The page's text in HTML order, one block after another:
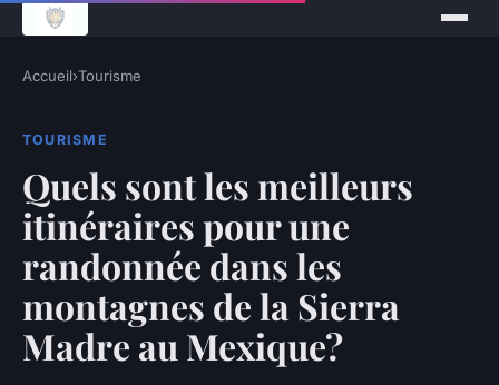
Accueil›Tourisme
TOURISME
Quels sont les meilleurs
itinéraires pour une
randonnée dans les
montagnes de la Sierra
Madre au Mexique?